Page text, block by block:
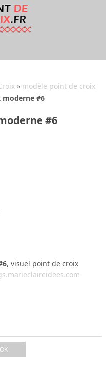
» modèle point de croix
moderne #6
#6
, visuel point de croix